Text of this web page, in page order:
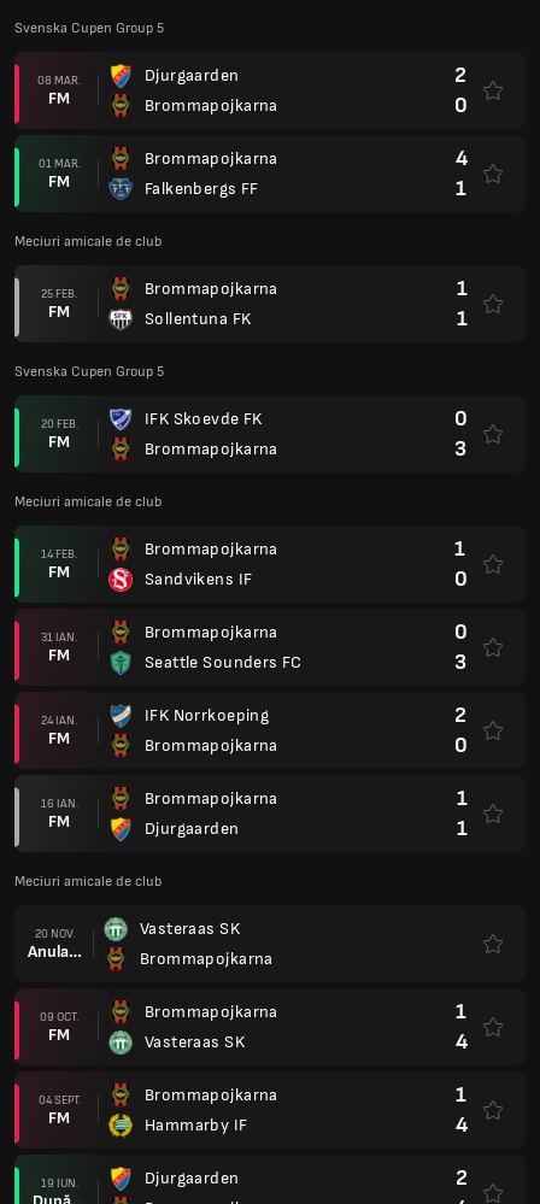
Svenska Cupen Group 5
08 MAR.
FM
Djurgaarden
Brommapojkarna
2
0
01 MAR.
FM
Brommapojkarna
Falkenbergs FF
4
1
Meciuri amicale de club
25 FEB.
FM
Brommapojkarna
Sollentuna FK
1
1
Svenska Cupen Group 5
20 FEB.
FM
IFK Skoevde FK
Brommapojkarna
0
3
Meciuri amicale de club
14 FEB.
FM
Brommapojkarna
Sandvikens IF
1
0
31 IAN.
FM
Brommapojkarna
Seattle Sounders FC
0
3
24 IAN.
FM
IFK Norrkoeping
Brommapojkarna
2
0
16 IAN.
FM
Brommapojkarna
Djurgaarden
1
1
Meciuri amicale de club
20 NOV.
Anulare
Vasteraas SK
Brommapojkarna
09 OCT.
FM
Brommapojkarna
Vasteraas SK
1
4
04 SEPT.
FM
Brommapojkarna
Hammarby IF
1
4
19 IUN.
Djurgaarden
2